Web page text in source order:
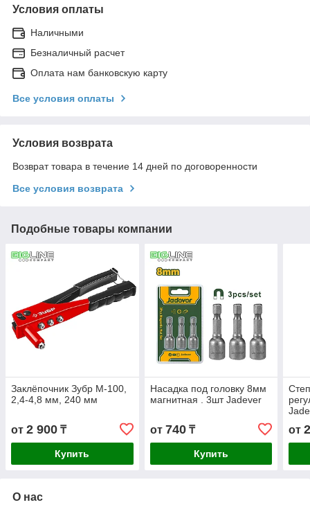
Условия оплаты
Наличными
Безналичный расчет
Оплата нам банковскую карту
Все условия оплаты
Условия возврата
Возврат товара в течение 14 дней по договоренности
Все условия возврата
Подобные товары компании
Заклёпочник Зубр М-100,
2,4-4,8 мм, 240 мм
от 2 900 ₸
Купить
Насадка под головку 8мм
магнитная . 3шт Jadever
от 740₸
Купить
от
О нас